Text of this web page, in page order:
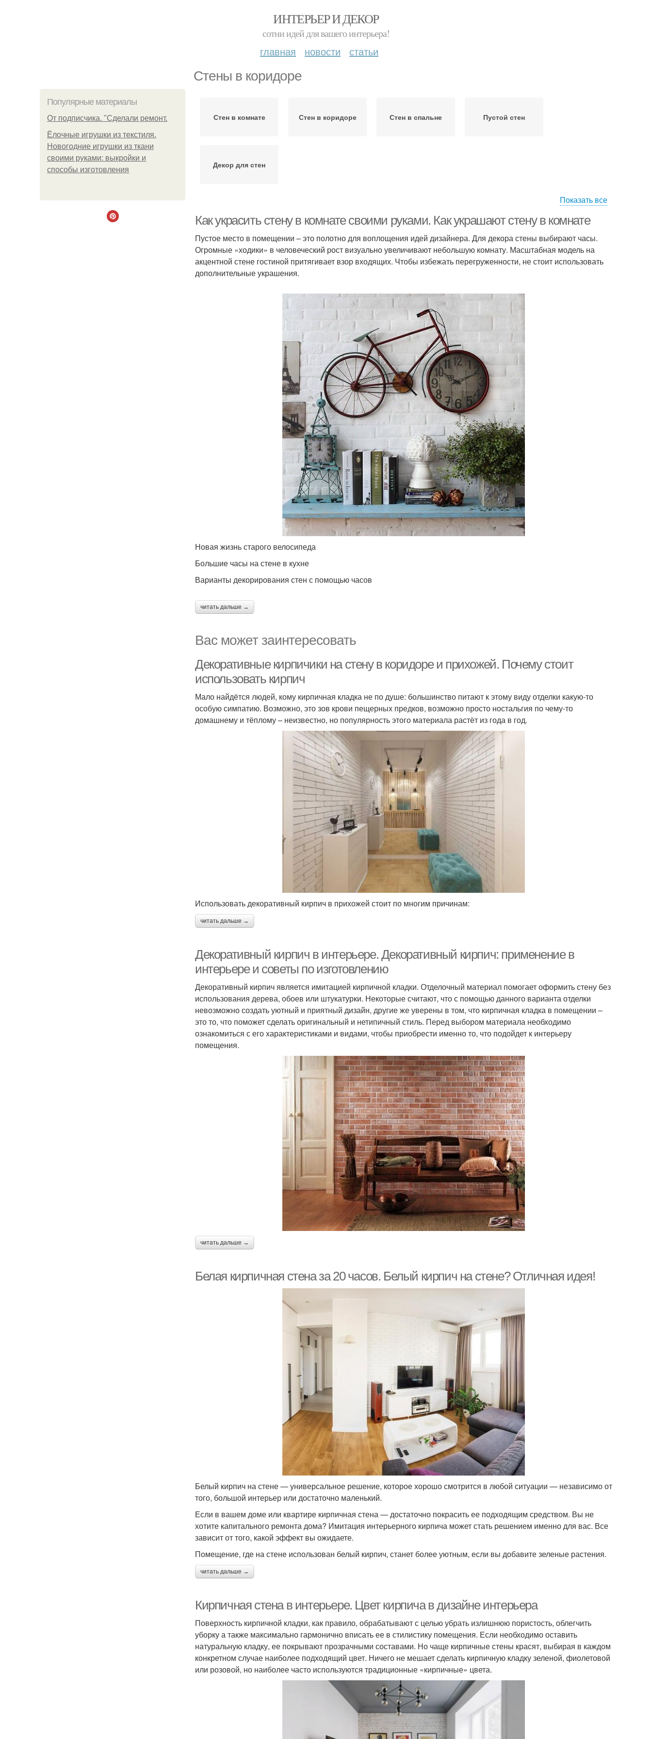
ИНТЕРЬЕР И ДЕКОР
сотни идей для вашего интерьера!
главная новости статьи
Стены в коридоре
Популярные материалы
От подписчика. "Сделали ремонт.
Ёлочные игрушки из текстиля.
Новогодние игрушки из ткани
своими руками: выкройки и
способы изготовления
Стен в комнате Стен в коридоре Стен в спальне Пустой стен
Декор для стен
Показать все
Как украсить стену в комнате своими руками. Как украшают стену в комнате
Пустое место в помещении – это полотно для воплощения идей дизайнера. Для декора стены выбирают часы.
Огромные «ходики» в человеческий рост визуально увеличивают небольшую комнату. Масштабная модель на
акцентной стене гостиной притягивает взор входящих. Чтобы избежать перегруженности, не стоит использовать
дополнительные украшения.
Новая жизнь старого велосипеда
Большие часы на стене в кухне
Варианты декорирования стен с помощью часов
читать дальше →
Вас может заинтересовать
Декоративные кирпичики на стену в коридоре и прихожей. Почему стоит
использовать кирпич
Мало найдётся людей, кому кирпичная кладка не по душе: большинство питают к этому виду отделки какую-то
особую симпатию. Возможно, это зов крови пещерных предков, возможно просто ностальгия по чему-то
домашнему и тёплому – неизвестно, но популярность этого материала растёт из года в год.
Использовать декоративный кирпич в прихожей стоит по многим причинам:
читать дальше →
Декоративный кирпич в интерьере. Декоративный кирпич: применение в
интерьере и советы по изготовлению
Декоративный кирпич является имитацией кирпичной кладки. Отделочный материал помогает оформить стену без
использования дерева, обоев или штукатурки. Некоторые считают, что с помощью данного варианта отделки
невозможно создать уютный и приятный дизайн, другие же уверены в том, что кирпичная кладка в помещении –
это то, что поможет сделать оригинальный и нетипичный стиль. Перед выбором материала необходимо
ознакомиться с его характеристиками и видами, чтобы приобрести именно то, что подойдет к интерьеру
помещения.
читать дальше →
Белая кирпичная стена за 20 часов. Белый кирпич на стене? Отличная идея!
Белый кирпич на стене — универсальное решение, которое хорошо смотрится в любой ситуации — независимо от
того, большой интерьер или достаточно маленький.
Если в вашем доме или квартире кирпичная стена — достаточно покрасить ее подходящим средством. Вы не
хотите капитального ремонта дома? Имитация интерьерного кирпича может стать решением именно для вас. Все
зависит от того, какой эффект вы ожидаете.
Помещение, где на стене использован белый кирпич, станет более уютным, если вы добавите зеленые растения.
читать дальше →
Кирпичная стена в интерьере. Цвет кирпича в дизайне интерьера
Поверхность кирпичной кладки, как правило, обрабатывают с целью убрать излишнюю пористость, облегчить
уборку а также максимально гармонично вписать ее в стилистику помещения. Если необходимо оставить
натуральную кладку, ее покрывают прозрачными составами. Но чаще кирпичные стены красят, выбирая в каждом
конкретном случае наиболее подходящий цвет. Ничего не мешает сделать кирпичную кладку зеленой, фиолетовой
или розовой, но наиболее часто используются традиционные «кирпичные» цвета.